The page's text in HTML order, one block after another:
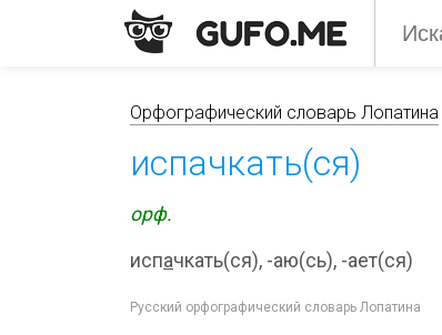
Орфографический словарь Лопатина
испачкать(ся)
орф.
испачкать(ся), -аю(сь), -ает(ся)
Русский орфографический словарь Лопатина